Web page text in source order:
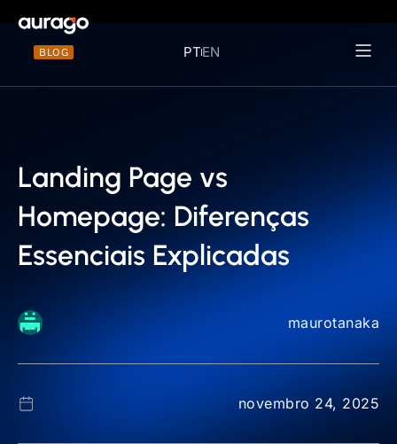
BLOG PTEN
Landing Page vs
Homepage: Diferenças
Essenciais Explicadas
maurotanaka
novembro 24, 2025